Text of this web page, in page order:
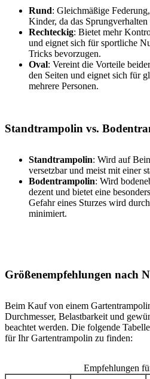
Rund: Gleichmäßige
Kinder, da das
Rechteckig: Bietet mehr
und eignet sich für sportliche
Tricks bevorzugen.
Oval: Vereint die Vorteile
den Seiten und eignet sich für
mehrere Personen.
Standtrampolin vs.
Standtrampolin: Wird auf
versetzbar und meist mit einer
Bodentrampolin: Wird
dezent und bietet eine
Gefahr eines Sturzes wird
minimiert.
Größenempfehlungen nach
Beim Kauf von einem
Durchmesser, Belastbarkeit und
beachtet werden. Die folgende
für Ihr Gartentrampolin zu finden:
Empfehlungen